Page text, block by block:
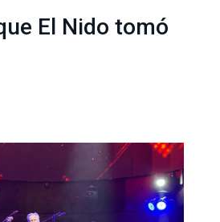
El Nido tomó